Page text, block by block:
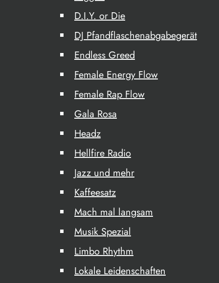
D.I.Y. or Die
DJ Pfandflaschenabgabegerät
Endless Greed
Female Energy Flow
Female Rap Flow
Gala Rosa
Headz
Hellfire Radio
Jazz und mehr
Kaffeesatz
Mach mal langsam
Musik Spezial
Limbo Rhythm
Lokale Leidenschaften